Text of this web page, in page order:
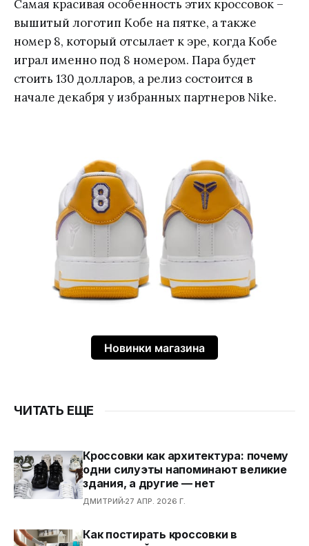
Самая красивая особенность этих кроссовок –
вышитый логотип Кобе на пятке, а также
номер 8, который отсылает к эре, когда Кобе
играл именно под 8 номером. Пара будет
стоить 130 долларов, а релиз состоится в
начале декабря у избранных партнеров Nike.
Новинки магазина
ЧИТАТЬ ЕЩЕ
Кроссовки как архитектура: почему
одни силуэты напоминают великие
здания, а другие — нет
ДМИТРИЙ 27 АПР. 2026 Г.
Как постирать кроссовки в